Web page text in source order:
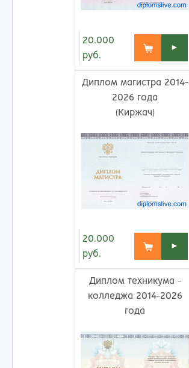
20.000
руб.
►
Диплом магистра 2014-
2026 года
(Киржач)
20.000
руб.
►
Диплом техникума -
колледжа 2014-2026
года